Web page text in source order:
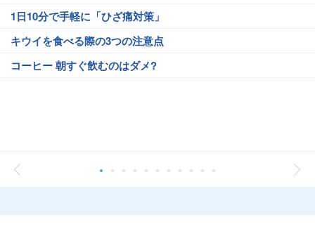
1日10分で手軽に「ひざ痛対策」
キウイを食べる際の3つの注意点
コーヒー 朝すぐ飲むのはダメ?